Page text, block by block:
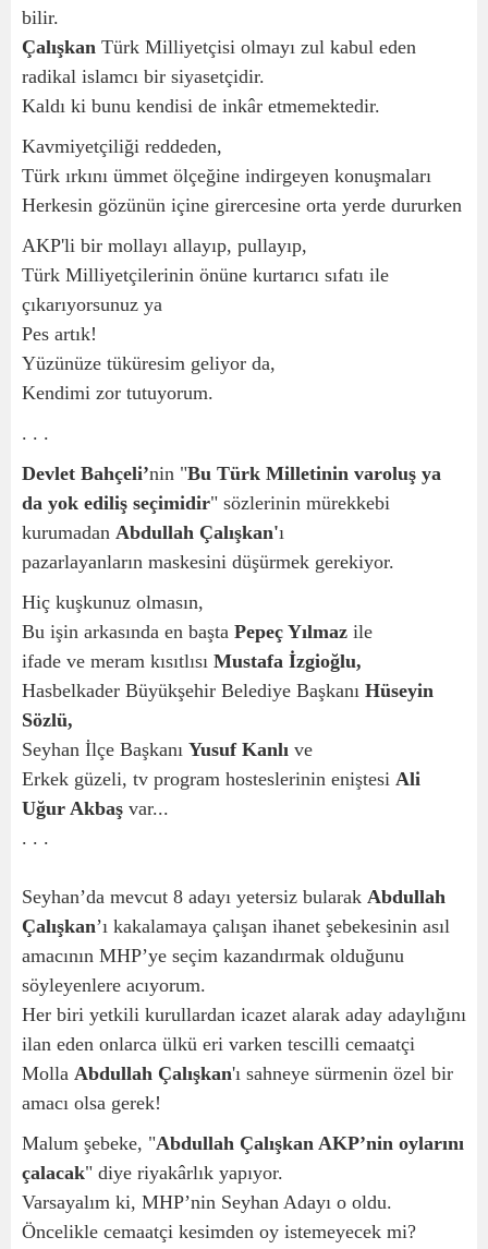
bilir.
Çalışkan Türk Milliyetçisi olmayı zul kabul eden
radikal islamcı bir siyasetçidir.
Kaldı ki bunu kendisi de inkâr etmemektedir.
Kavmiyetçiliği reddeden,
Türk ırkını ümmet ölçeğine indirgeyen konuşmaları
Herkesin gözünün içine girercesine orta yerde dururken
AKP'li bir mollayı allayıp, pullayıp,
Türk Milliyetçilerinin önüne kurtarıcı sıfatı ile
çıkarıyorsunuz ya
Pes artık!
Yüzünüze tüküresim geliyor da,
Kendimi zor tutuyorum.
. . .
Devlet Bahçeli’nin "Bu Türk Milletinin varoluş ya
da yok ediliş seçimidir" sözlerinin mürekkebi
kurumadan Abdullah Çalışkan'ı
pazarlayanların maskesini düşürmek gerekiyor.
Hiç kuşkunuz olmasın,
Bu işin arkasında en başta Pepeç Yılmaz ile
ifade ve meram kısıtlısı Mustafa İzgioğlu,
Hasbelkader Büyükşehir Belediye Başkanı Hüseyin
Sözlü,
Seyhan İlçe Başkanı Yusuf Kanlı ve
Erkek güzeli, tv program hosteslerinin eniştesi Ali
Uğur Akbaş var...
. . .
Seyhan’da mevcut 8 adayı yetersiz bularak Abdullah
Çalışkan’ı kakalamaya çalışan ihanet şebekesinin asıl
amacının MHP’ye seçim kazandırmak olduğunu
söyleyenlere acıyorum.
Her biri yetkili kurullardan icazet alarak aday adaylığını
ilan eden onlarca ülkü eri varken tescilli cemaatçi
Molla Abdullah Çalışkan'ı sahneye sürmenin özel bir
amacı olsa gerek!
Malum şebeke, "Abdullah Çalışkan AKP’nin oylarını
çalacak" diye riyakârlık yapıyor.
Varsayalım ki, MHP’nin Seyhan Adayı o oldu.
Öncelikle cemaatçi kesimden oy istemeyecek mi?